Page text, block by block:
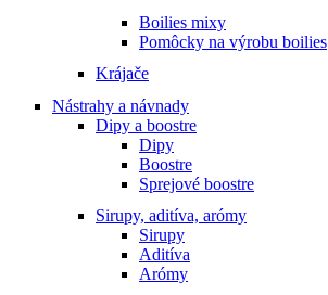
Boilies mixy
Pomôcky na výrobu boilies
Krájače
Nástrahy a návnady
Dipy a boostre
Dipy
Boostre
Sprejové boostre
Sirupy, aditíva, arómy
Sirupy
Aditíva
Arómy